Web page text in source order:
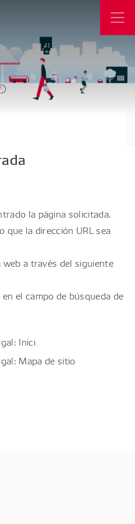
la página solicitada.
que la dirección URL sea
web a través del siguiente
el campo de búsqueda de
Inici
Mapa de sitio